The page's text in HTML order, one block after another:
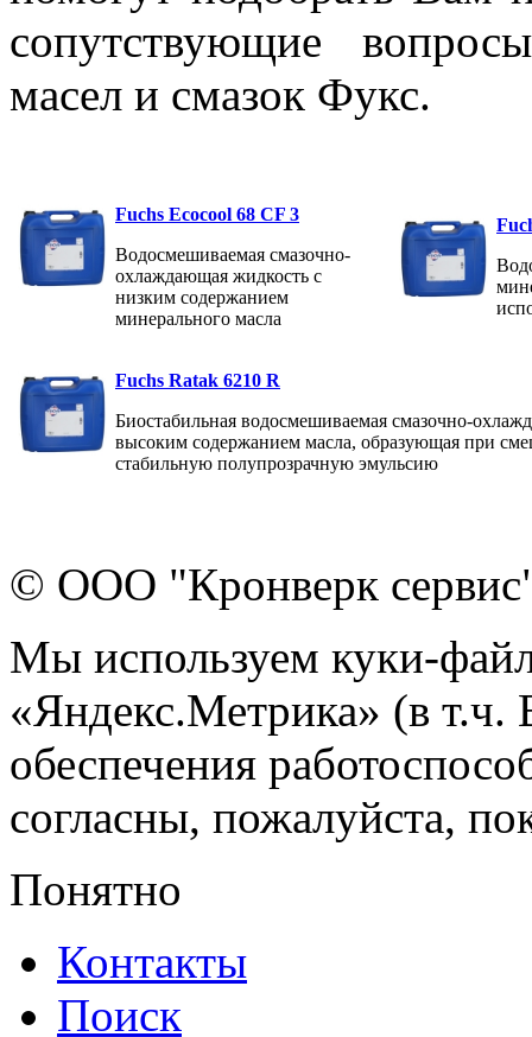
сопутствующие
масел и смазок Фукс.
Fuchs Ecocool 68 CF 3
Водосмешиваемая смазочно-
охлаждающая жидкость с
низким содержанием
минерального масла
Fuchs Ratak 6210 R
Биостабильная водосмешиваемая смазочно-
высоким содержанием масла, образующая при
стабильную полупрозрачную эмульсию
© ООО "Кронверк
Мы используем куки-
«Яндекс.Метрика» (в т.ч.
обеспечения
согласны, пожалуйста,
Понятно
Контакты
Поиск